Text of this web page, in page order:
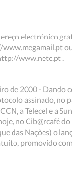
electrónico
www.netc.pt .
de 2000 - Dando
assinado, no
a Telecel e a
no Cib@rcafé
das Nações) o
promovido